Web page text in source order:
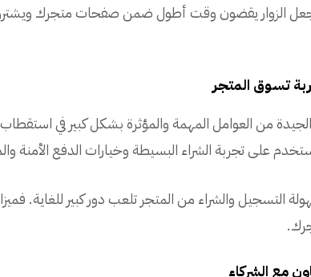
الزوار يقضون وقت أطول ضمن صفحات متجرك ويشترون
من العوامل المهمة والمؤثرة بشكل كبير في
على تجربة الشراء البسيطة وخيارات الدفع الأمنة
التسجيل والشراء من المتجر تلعب دور كبير للغاية.